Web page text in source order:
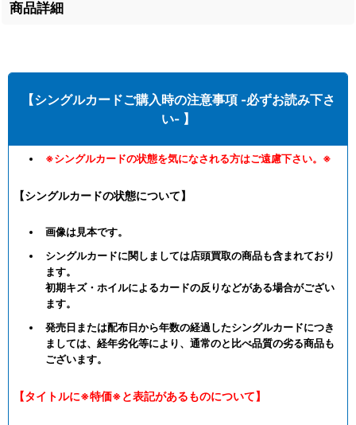
商品詳細
【シングルカードご購入時の注意事項 -必ずお読み下さ
い- 】
※シングルカードの状態を気になされる方はご遠慮下さい。※
【シングルカードの状態について】
画像は見本です。
シングルカードに関しましては店頭買取の商品も含まれており
ます。
初期キズ・ホイルによるカードの反りなどがある場合がござい
ます。
発売日または配布日から年数の経過したシングルカードにつき
ましては、経年劣化等により、通常のと比べ品質の劣る商品も
ございます。
【タイトルに※特価※と表記があるものについて】